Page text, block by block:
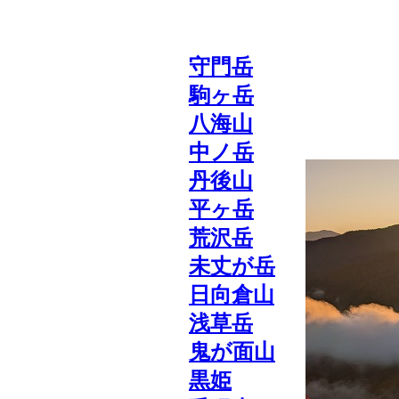
守門岳
駒ヶ岳
八海山
中ノ岳
丹後山
平ヶ岳
荒沢岳
未丈が岳
日向倉山
浅草岳
鬼が面山
黒姫